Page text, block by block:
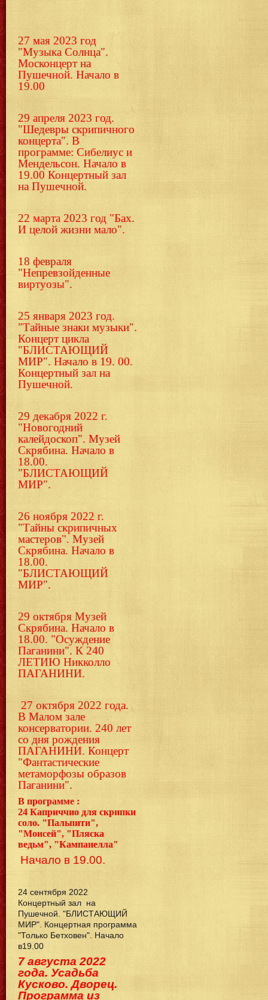
27 мая 2023 год
"Музыка Солнца".
Москонцерт на
Пушечной. Начало в
19.00
29 апреля 2023 год.
"Шедевры скрипичного
концерта". В
программе: Сибелиус и
Мендельсон. Начало в
19.00 Концертный зал
на Пушечной.
22 марта 2023 год "Бах.
И целой жизни мало".
18 февраля
"Непревзойденные
виртуозы".
25 января 2023 год.
"Тайные знаки музыки".
Концерт цикла
"БЛИСТАЮЩИЙ
МИР". Начало в 19. 00.
Концертный зал на
Пушечной.
29 декабря 2022 г.
"Новогодний
калейдоскоп". Музей
Скрябина. Начало в
18.00.
"БЛИСТАЮЩИЙ
МИР".
26 ноября 2022 г.
"Тайны скрипичных
мастеров". Музей
Скрябина. Начало в
18.00.
"БЛИСТАЮЩИЙ
МИР".
29 октября Музей
Скрябина. Начало в
18.00. "Осуждение
Паганини". К 240
ЛЕТИЮ Никколло
ПАГАНИНИ.
27 октября 2022 года.
В Малом зале
консерватории. 240 лет
со дня рождения
ПАГАНИНИ. Концерт
"Фантастические
метаморфозы образов
Паганини".
В программе :
24 Каприччио для скрипки
соло. "Пальпити",
"Моисей", "Пляска
ведьм", "Кампанелла"
Начало в 19.00.
24 сентября 2022
Концертный зал на
Пушечной. "БЛИСТАЮЩИЙ
МИР". Концертная программа
"Только Бетховен". Начало
в19.00
7 августа 2022
года. Усадьба
Кусково. Дворец.
Программа из